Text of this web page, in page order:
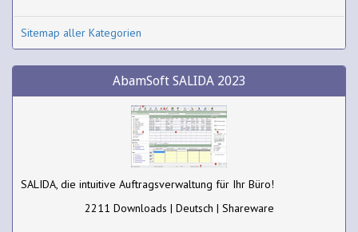
Sitemap aller Kategorien
AbamSoft SALIDA 2023
SALIDA, die intuitive Auftragsverwaltung für Ihr Büro!
2211 Downloads | Deutsch | Shareware